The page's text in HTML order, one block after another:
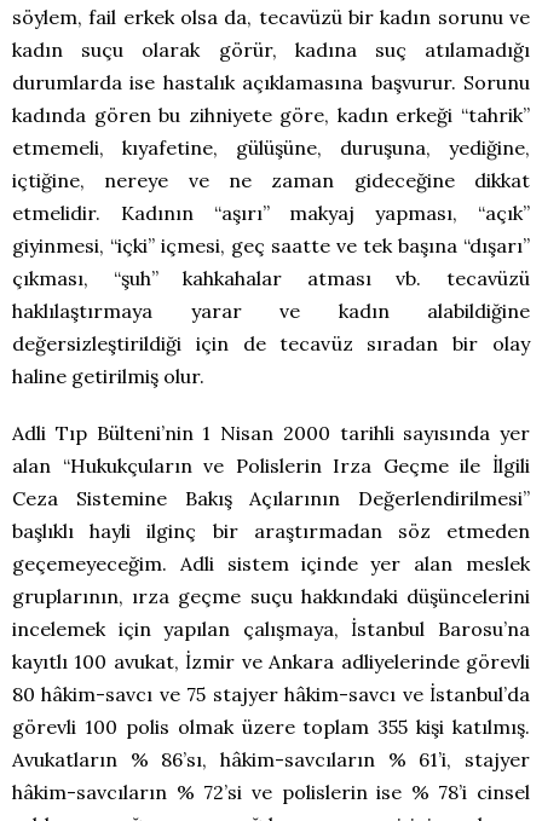
söylem, fail erkek olsa da, tecavüzü bir kadın sorunu ve
kadın suçu olarak görür, kadına suç atılamadığı
durumlarda ise hastalık açıklamasına başvurur. Sorunu
kadında gören bu zihniyete göre, kadın erkeği “tahrik”
etmemeli, kıyafetine, gülüşüne, duruşuna, yediğine,
içtiğine, nereye ve ne zaman gideceğine dikkat
etmelidir. Kadının “aşırı” makyaj yapması, “açık”
giyinmesi, “içki” içmesi, geç saatte ve tek başına “dışarı”
çıkması, “şuh” kahkahalar atması vb. tecavüzü
haklılaştırmaya yarar ve kadın alabildiğine
değersizleştirildiği için de tecavüz sıradan bir olay
haline getirilmiş olur.
Adli Tıp Bülteni’nin 1 Nisan 2000 tarihli sayısında yer
alan “Hukukçuların ve Polislerin Irza Geçme ile İlgili
Ceza Sistemine Bakış Açılarının Değerlendirilmesi”
başlıklı hayli ilginç bir araştırmadan söz etmeden
geçemeyeceğim. Adli sistem içinde yer alan meslek
gruplarının, ırza geçme suçu hakkındaki düşüncelerini
incelemek için yapılan çalışmaya, İstanbul Barosu’na
kayıtlı 100 avukat, İzmir ve Ankara adliyelerinde görevli
80 hâkim-savcı ve 75 stajyer hâkim-savcı ve İstanbul’da
görevli 100 polis olmak üzere toplam 355 kişi katılmış.
Avukatların % 86’sı, hâkim-savcıların % 61’i, stajyer
hâkim-savcıların % 72’si ve polislerin ise % 78’i cinsel